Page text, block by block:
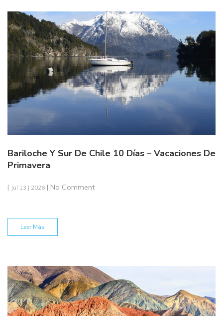
Bariloche Y Sur De Chile 10 Días – Vacaciones De
Primavera
| Jul 13 | 2026 | No Comment
Leer Más